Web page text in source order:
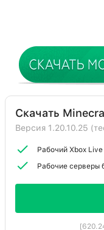
Скачать
Версия 1.20.10.25
Рабочий Xbox Live
Рабочие серверы